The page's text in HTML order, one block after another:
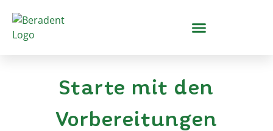
Starte mit den
Vorbereitungen